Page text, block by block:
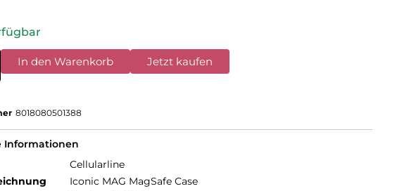
In den Warenkorb Jetzt kaufen
8018080501388
Informationen
Cellularline
Iconic MAG MagSafe Case